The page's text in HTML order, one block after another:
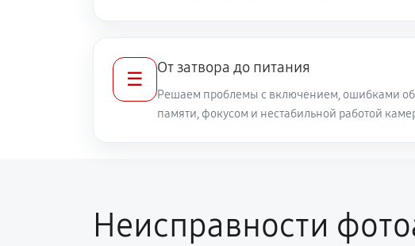
☰
От затвора до питания
Решаем проблемы с включением, ошибками
памяти, фокусом и нестабильной работой
Неисправности